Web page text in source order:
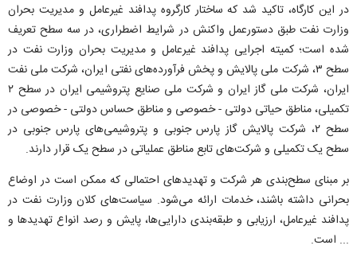
در این کارگاه، تاکید شد که ساختار کارگروه پدافند غیرعامل و مدیریت بحران
وزارت نفت طبق دستورعمل واکنش در شرایط اضطراری، در سه سطح تعریف
شده است؛ کمیته اجرایی پدافند غیرعامل و مدیریت بحران وزارت نفت در
سطح ۳، شرکت ملی پالایش و پخش فرآورده‌های نفتی ایران، شرکت ملی نفت
ایران، شرکت ملی گاز ایران و شرکت ملی صنایع پتروشیمی ایران در سطح ۲
تکمیلی، مناطق حیاتی دولتی - خصوصی و مناطق حساس دولتی - خصوصی در
سطح ۲، شرکت پالایش گاز پارس جنوبی و پتروشیمی‌های پارس جنوبی در
سطح یک تکمیلی و شرکت‌های تابع مناطق عملیاتی در سطح یک قرار دارند.
بر مبنای سطح‌بندی هر شرکت و تهدید‌های احتمالی که ممکن است در اوضاع
بحرانی داشته باشند، خدمات ارائه می‌شود. سیاست‌های کلان وزارت نفت در
پدافند غیرعامل، ارزیابی و طبقه‌بندی دارایی‌ها، پایش و رصد انواع تهدید‌ها و
... است.